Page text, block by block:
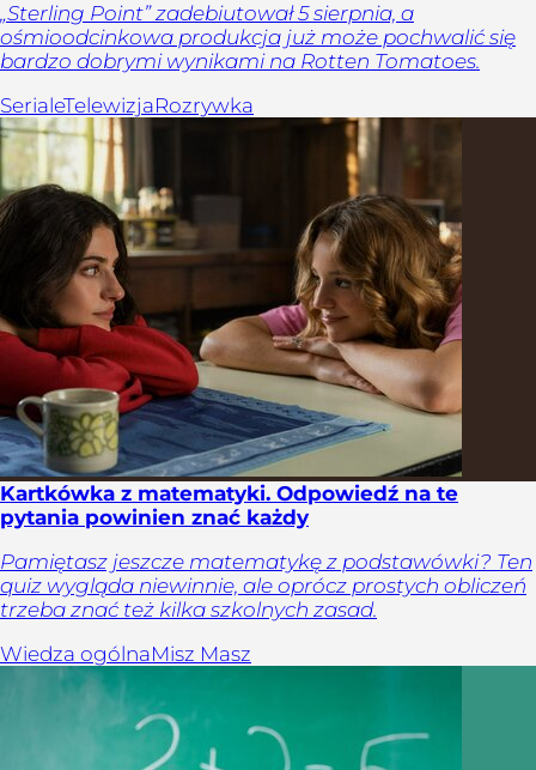
„Sterling Point” zadebiutował 5 sierpnia, a
ośmioodcinkowa produkcja już może pochwalić się
bardzo dobrymi wynikami na Rotten Tomatoes.
SerialeTelewizjaRozrywka
Kartkówka z matematyki. Odpowiedź na te
pytania powinien znać każdy
Pamiętasz jeszcze matematykę z podstawówki? Ten
quiz wygląda niewinnie, ale oprócz prostych obliczeń
trzeba znać też kilka szkolnych zasad.
Wiedza ogólnaMisz Masz